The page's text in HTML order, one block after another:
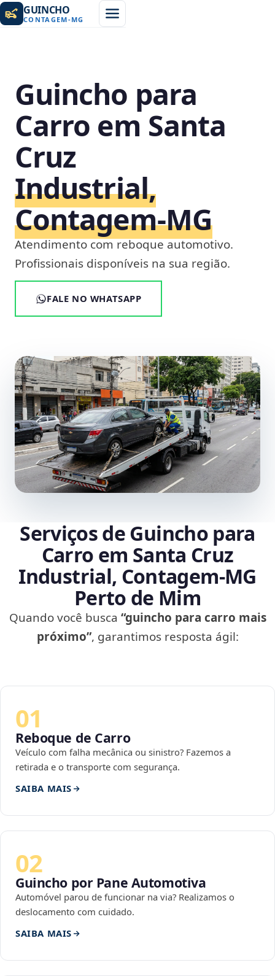
GUINCHO
CONTAGEM-MG
Guincho para
Carro em Santa
Cruz
Industrial,
Contagem‑MG
Atendimento com reboque automotivo.
Profissionais disponíveis na sua região.
FALE NO WHATSAPP
Serviços de Guincho para
Carro em Santa Cruz
Industrial, Contagem‑MG
Perto de Mim
Quando você busca “guincho para carro mais
próximo”, garantimos resposta ágil:
01
Reboque de Carro
Veículo com falha mecânica ou sinistro? Fazemos a
retirada e o transporte com segurança.
SAIBA MAIS
02
Guincho por Pane Automotiva
Automóvel parou de funcionar na via? Realizamos o
deslocamento com cuidado.
SAIBA MAIS